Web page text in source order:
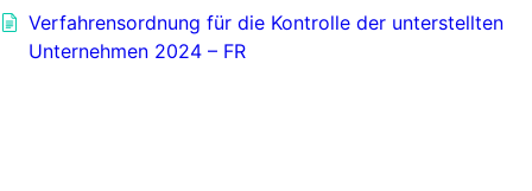
Verfahrensordnung für die Kontrolle der unterstellten
Unternehmen 2024 – FR